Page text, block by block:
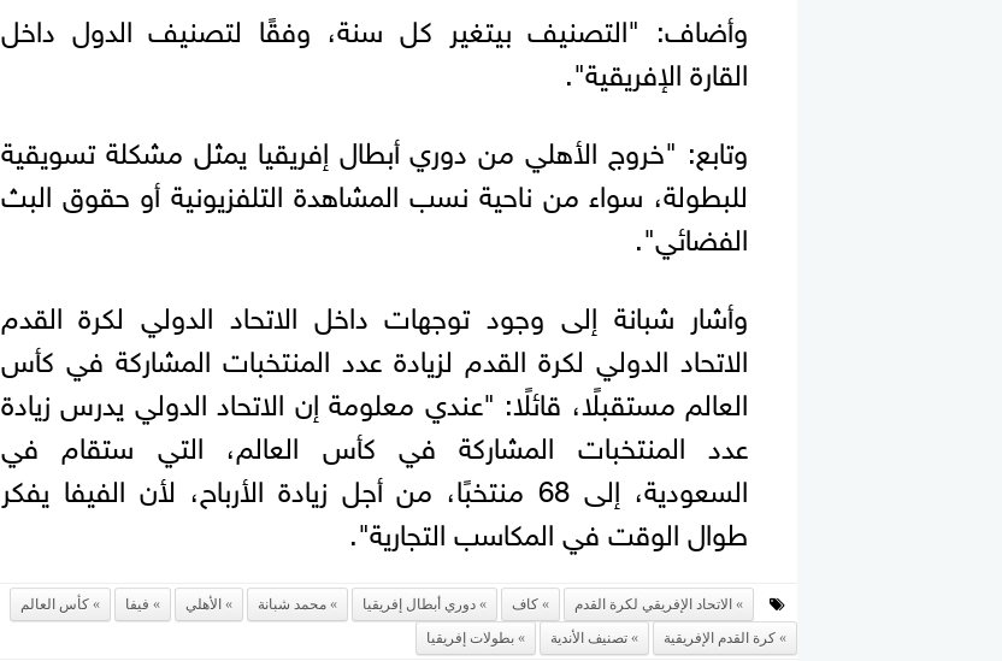
وأضاف: "التصنيف بيتغير كل سنة، وفقًا لتصنيف الدول داخل
القارة الإفريقية".
وتابع: "خروج الأهلي من دوري أبطال إفريقيا يمثل مشكلة تسويقية
للبطولة، سواء من ناحية نسب المشاهدة التلفزيونية أو حقوق البث
الفضائي".
وأشار شبانة إلى وجود توجهات داخل الاتحاد الدولي لكرة القدم
الاتحاد الدولي لكرة القدم لزيادة عدد المنتخبات المشاركة في كأس
العالم مستقبلًا، قائلًا: "عندي معلومة إن الاتحاد الدولي يدرس زيادة
عدد المنتخبات المشاركة في كأس العالم، التي ستقام في
السعودية، إلى 68 منتخبًا، من أجل زيادة الأرباح، لأن الفيفا يفكر
طوال الوقت في المكاسب التجارية".
الاتحاد الإفريقي لكرة القدم كاف دوري أبطال إفريقيا محمد شبانة الأهلي فيفا
كأس العالم
كرة القدم الإفريقية
تصنيف الأندية بطولات إفريقيا